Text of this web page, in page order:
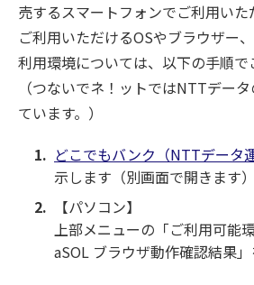
売するスマートフォンでご利用いた
ご利用いただけるOSやブラウザー
利用環境については、以下の手順で
（つないでネ！ットではNTTデー
ています。）
どこでもバンク（NTTデータ
示します（別画面で開きます）
【パソコン】
上部メニューの「ご利用可能
aSOL ブラウザ動作確認結果」